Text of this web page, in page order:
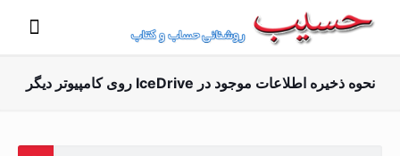
نحوه ذخیره اطلاعات موجود در IceDrive روی کامپیوتر دیگر